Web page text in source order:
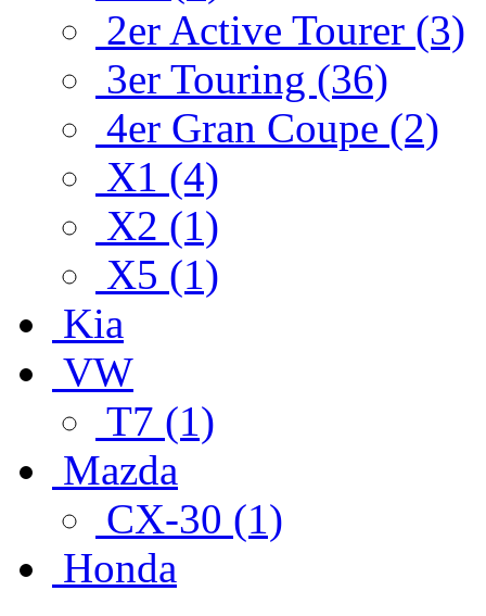
2er Active Tourer (3)
3er Touring (36)
4er Gran Coupe (2)
X1 (4)
X2 (1)
X5 (1)
Kia
VW
T7 (1)
Mazda
CX-30 (1)
Honda